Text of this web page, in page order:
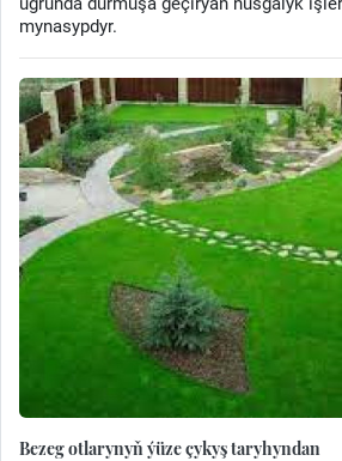
mynasypdyr.
Bezeg otlarynyň ýüze çykyş taryhyndan